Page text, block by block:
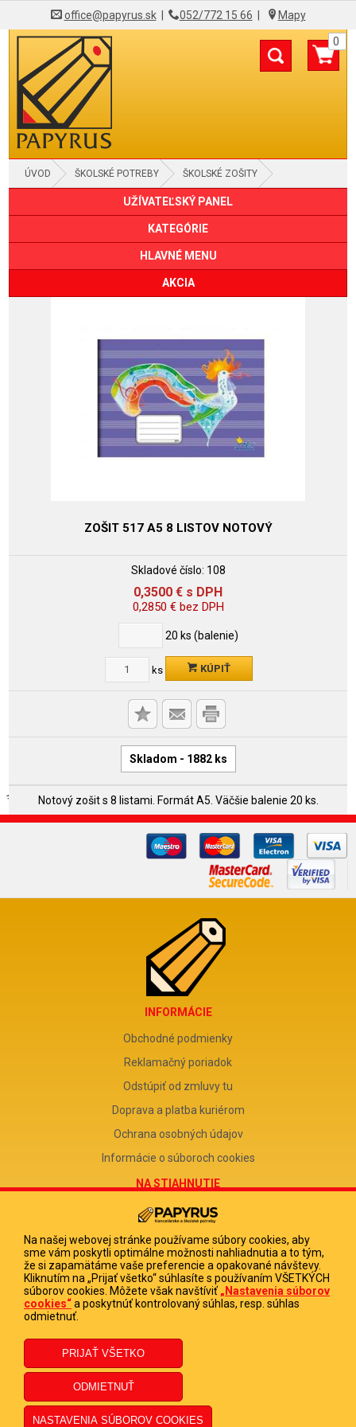
office@papyrus.sk| 052/772 15 66 Mapy
0
ÚVOD ŠKOLSKÉ POTREBY ŠKOLSKÉ ZOŠITY
UŽÍVATEĽSKÝ PANEL
KATEGÓRIE
HLAVNÉ MENU
AKCIA
ZOŠIT 517 A5 8 LISTOV NOTOVÝ
Skladové číslo: 108
0,3500 € s DPH
0,2850 €bez DPH
20 ks (balenie)
ks KÚPIŤ
Skladom - 1882 ks
Notový zošit s 8 listami. Formát A5. Väčšie balenie 20 ks.
INFORMÁCIE
Obchodné podmienky
Reklamačný poriadok
Odstúpiť od zmluvy tu
Doprava a platba kuriérom
Ochrana osobných údajov
Informácie o súboroch cookies
NA STIAHNUTIE
Reklamačný formulár
Odstúpenie od zmluvy
Poučenie o odstúpení od zmluvy
FIRMA
PAPYRUS POPRAD, s.r.o.
DIČ 2020513880
IČ DPH SK2020513880
Na našej webovej stránke používame súbory cookies, aby
sme vám poskytli optimálne možnosti nahliadnutia a to tým,
že si zapamätáme vaše preferencie a opakované návštevy.
Kliknutím na „Prijať všetko“ súhlasíte s používaním VŠETKÝCH
súborov cookies. Môžete však navštíviť „Nastavenia súborov
cookies“a poskytnúť kontrolovaný súhlas, resp. súhlas
odmietnuť.